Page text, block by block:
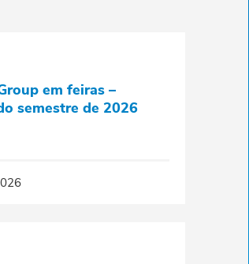
em feiras –
semestre de 2026